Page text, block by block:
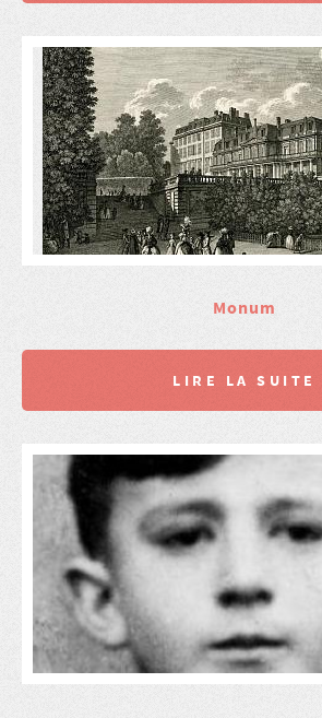
Monum
LIRE LA SUITE